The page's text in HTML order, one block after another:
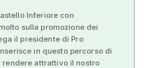
Inferiore con
sulla promozione dei
il presidente di Pro
in questo percorso di
attrattivo il nostro